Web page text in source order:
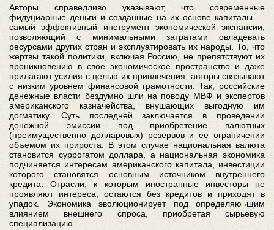
Авторы справедливо указывают, что современные
фидуциарные деньги и созданные на их основе капиталы —
самый эффективный инструмент экономической экспансии,
позволяющий с минимальными затратами овладевать
ресурсами других стран и эксплуатировать их народы. То, что
жертвы такой политики, включая Россию, не препятствуют их
проникновению в свое экономическое пространство и даже
прилагают усилия с целью их привлечения, авторы связывают
с низким уровнем финансовой грамотности. Так, российские
денежные власти бездумно шли на поводу МВФ и экспертов
американского казначейства, внушающих выгодную им
догматику. Суть последней заключается в проведении
денежной эмиссии под приобретение валютных
(преимущественно долларовых) резервов и ее ограничении
объемом их прироста. В этом случае национальная валюта
становится суррогатом доллара, а национальная экономика
подчиняется интересам американского капитала, инвестиции
которого становятся основным источником внутреннего
кредита. Отрасли, к которым иностранные инвесторы не
проявляют интереса, остаются без кредитов и приходят в
упадок. Экономика эволюционирует под определяю¬щим
влиянием внешнего спроса, приобретая сырьевую
специализацию.